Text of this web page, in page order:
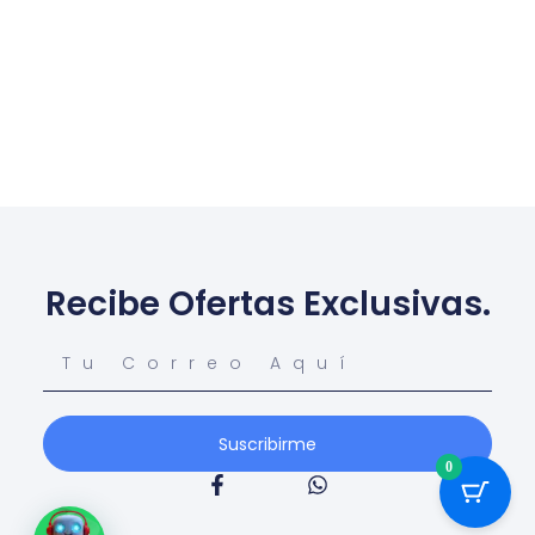
Recibe Ofertas Exclusivas.
Suscribirme
0